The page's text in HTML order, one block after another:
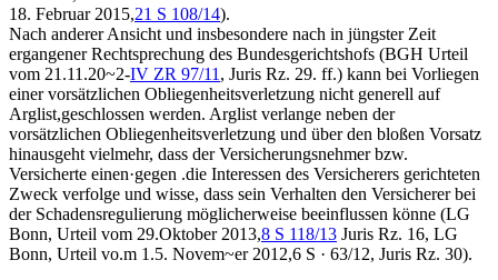
18. Februar 2015,21 S 108/14).
Nach anderer Ansicht und insbesondere nach in jüngster Zeit
ergangener Rechtsprechung des Bundesgerichtshofs (BGH Urteil
vom 21.11.20~2-IV ZR 97/11 , Juris Rz. 29. ff.) kann bei Vorliegen
einer vorsätzlichen Obliegenheitsverletzung nicht generell auf
Arglist,geschlossen werden. Arglist verlange neben der
vorsätzlichen Obliegenheitsverletzung und über den bloßen Vorsatz
hinausgeht vielmehr, dass der Versicherungsnehmer bzw.
Versicherte einen·gegen .die Interessen des Versicherers gerichteten
Zweck verfolge und wisse, dass sein Verhalten den Versicherer bei
der Schadensregulierung möglicherweise beeinflussen könne (LG
Bonn, Urteil vom 29.Oktober 2013,8 S 118/13 Juris Rz. 16, LG
Bonn, Urteil vo.m 1.5. Novem~er 2012,6 S · 63/12, Juris Rz. 30).